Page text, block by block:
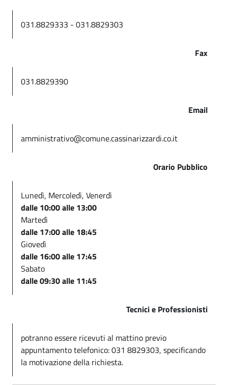
031.8829333 - 031.8829303
Fax
031.8829390
Email
amministrativo@comune.cassinarizzardi.co.it
Orario Pubblico
Lunedì, Mercoledì, Venerdì
dalle 10:00 alle 13:00
Martedì
dalle 17:00 alle 18:45
Giovedì
dalle 16:00 alle 17:45
Sabato
dalle 09:30 alle 11:45
Tecnici e Professionisti
potranno essere ricevuti al mattino previo
appuntamento telefonico: 031 8829303, specificando
la motivazione della richiesta.